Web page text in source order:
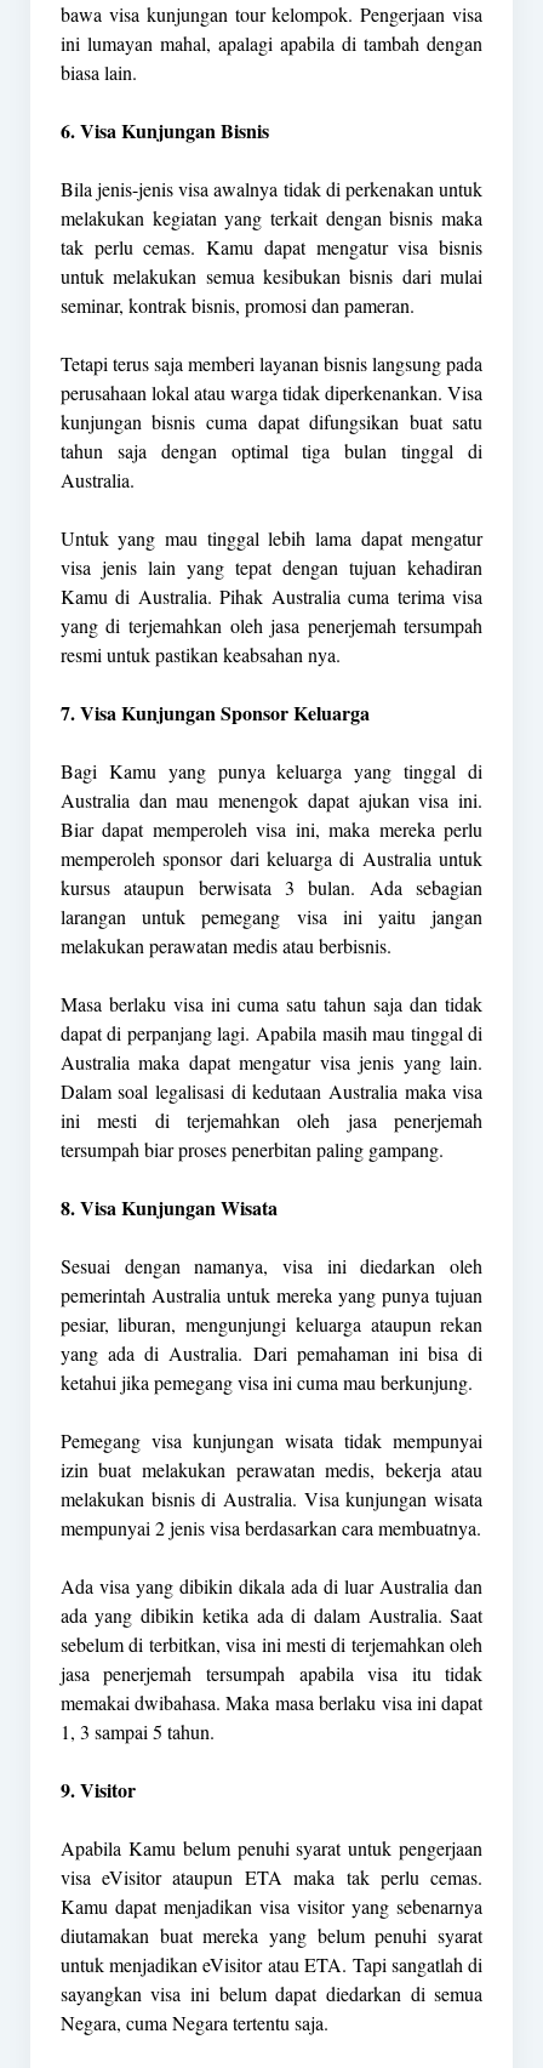
bawa visa kunjungan tour kelompok. Pengerjaan visa
ini lumayan mahal, apalagi apabila di tambah dengan
biasa lain.
6. Visa Kunjungan Bisnis
Bila jenis-jenis visa awalnya tidak di perkenakan untuk
melakukan kegiatan yang terkait dengan bisnis maka
tak perlu cemas. Kamu dapat mengatur visa bisnis
untuk melakukan semua kesibukan bisnis dari mulai
seminar, kontrak bisnis, promosi dan pameran.
Tetapi terus saja memberi layanan bisnis langsung pada
perusahaan lokal atau warga tidak diperkenankan. Visa
kunjungan bisnis cuma dapat difungsikan buat satu
tahun saja dengan optimal tiga bulan tinggal di
Australia.
Untuk yang mau tinggal lebih lama dapat mengatur
visa jenis lain yang tepat dengan tujuan kehadiran
Kamu di Australia. Pihak Australia cuma terima visa
yang di terjemahkan oleh jasa penerjemah tersumpah
resmi untuk pastikan keabsahan nya.
7. Visa Kunjungan Sponsor Keluarga
Bagi Kamu yang punya keluarga yang tinggal di
Australia dan mau menengok dapat ajukan visa ini.
Biar dapat memperoleh visa ini, maka mereka perlu
memperoleh sponsor dari keluarga di Australia untuk
kursus ataupun berwisata 3 bulan. Ada sebagian
larangan untuk pemegang visa ini yaitu jangan
melakukan perawatan medis atau berbisnis.
Masa berlaku visa ini cuma satu tahun saja dan tidak
dapat di perpanjang lagi. Apabila masih mau tinggal di
Australia maka dapat mengatur visa jenis yang lain.
Dalam soal legalisasi di kedutaan Australia maka visa
ini mesti di terjemahkan oleh jasa penerjemah
tersumpah biar proses penerbitan paling gampang.
8. Visa Kunjungan Wisata
Sesuai dengan namanya, visa ini diedarkan oleh
pemerintah Australia untuk mereka yang punya tujuan
pesiar, liburan, mengunjungi keluarga ataupun rekan
yang ada di Australia. Dari pemahaman ini bisa di
ketahui jika pemegang visa ini cuma mau berkunjung.
Pemegang visa kunjungan wisata tidak mempunyai
izin buat melakukan perawatan medis, bekerja atau
melakukan bisnis di Australia. Visa kunjungan wisata
mempunyai 2 jenis visa berdasarkan cara membuatnya.
Ada visa yang dibikin dikala ada di luar Australia dan
ada yang dibikin ketika ada di dalam Australia. Saat
sebelum di terbitkan, visa ini mesti di terjemahkan oleh
jasa penerjemah tersumpah apabila visa itu tidak
memakai dwibahasa. Maka masa berlaku visa ini dapat
1, 3 sampai 5 tahun.
9. Visitor
Apabila Kamu belum penuhi syarat untuk pengerjaan
visa eVisitor ataupun ETA maka tak perlu cemas.
Kamu dapat menjadikan visa visitor yang sebenarnya
diutamakan buat mereka yang belum penuhi syarat
untuk menjadikan eVisitor atau ETA. Tapi sangatlah di
sayangkan visa ini belum dapat diedarkan di semua
Negara, cuma Negara tertentu saja.